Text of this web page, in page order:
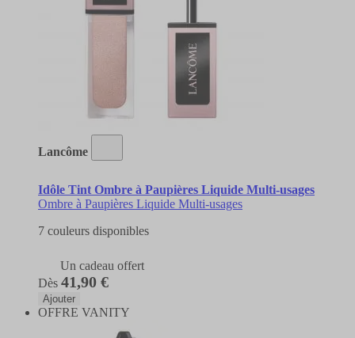
Lancôme
Idôle Tint Ombre à Paupières Liquide Multi-usages
Ombre à Paupières Liquide Multi-usages
7 couleurs disponibles
Un cadeau offert
Dès 41,90 €
Ajouter
OFFRE VANITY